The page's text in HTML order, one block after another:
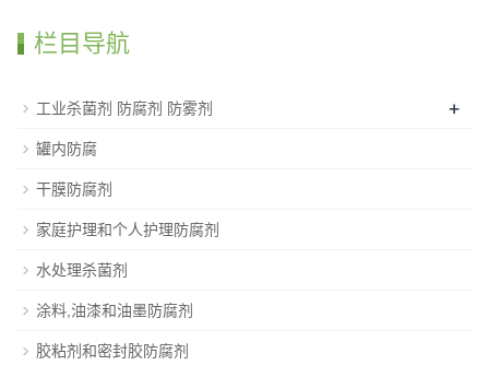
栏目导航
工业杀菌剂 防腐剂 防雾剂 +
罐内防腐
干膜防腐剂
家庭护理和个人护理防腐剂
水处理杀菌剂
涂料,油漆和油墨防腐剂
胶粘剂和密封胶防腐剂